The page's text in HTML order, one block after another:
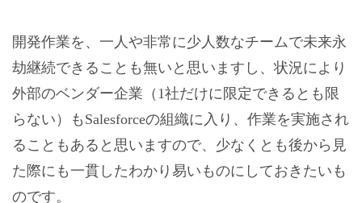
開発作業を、一人や非常に少人数なチームで未来永
劫継続できることも無いと思いますし、状況により
外部のベンダー企業（1社だけに限定できるとも限
らない）もSalesforceの組織に入り、作業を実施され
ることもあると思いますので、少なくとも後から見
た際にも一貫したわかり易いものにしておきたいも
のです。